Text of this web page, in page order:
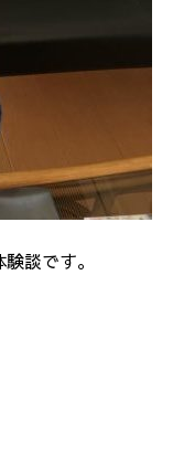
談です。